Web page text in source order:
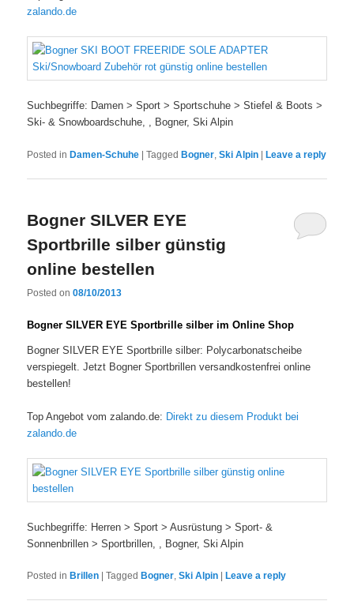
zalando.de
Suchbegriffe: Damen > Sport > Sportschuhe > Stiefel & Boots >
Ski- & Snowboardschuhe, , Bogner, Ski Alpin
Posted in Damen-Schuhe |Tagged Bogner ,Ski Alpin |Leave a reply
Bogner SILVER EYE
Sportbrille silber günstig
online bestellen
Posted on08/10/2013
Bogner SILVER EYE Sportbrille silber im Online Shop
Bogner SILVER EYE Sportbrille silber: Polycarbonatscheibe
verspiegelt. Jetzt Bogner Sportbrillen versandkostenfrei online
bestellen!
Top Angebot vom zalando.de: Direkt zu diesem Produkt bei
zalando.de
Suchbegriffe: Herren > Sport > Ausrüstung > Sport- &
Sonnenbrillen > Sportbrillen, , Bogner, Ski Alpin
Posted in Brillen |Tagged Bogner,Ski Alpin Leave a reply